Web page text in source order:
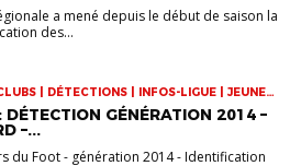
a mené depuis le début de saison la
des...
| DÉTECTIONS | INFOS-LIGUE | JEUNES
GÉNÉRATION 2014 –
–...
du Foot - génération 2014 - Identification